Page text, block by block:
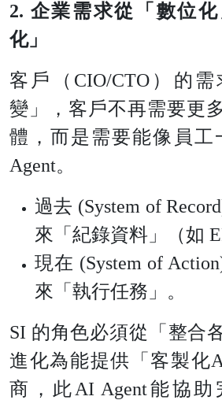
2. 企業需求從「數位
化」
客戶（CIO/CTO）的
變」，客戶不再需要更
體，而是需要能像員工
Agent。
過去 (System of
來「紀錄資料」（如
現在 (System of
來「執行任務」。
SI 的角色必須從「整合
進化為能提供「客製化
商，此AI Agent能協